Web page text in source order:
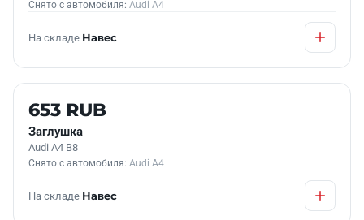
Снято с автомобиля: Audi A4
На складе Навес
Б/У В НАЛИЧИИ
653 RUB
Заглушка
Audi A4 B8
Снято с автомобиля: Audi A4
На складе Навес